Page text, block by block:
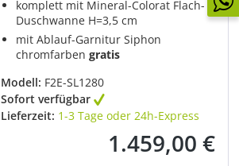
komplett mit Mineral-Colorat Flach-
Duschwanne H=3,5 cm
mit Ablauf-Garnitur Siphon
chromfarben gratis
Modell: F2E-SL1280
Sofort verfügbar
Lieferzeit: 1-3 Tage oder 24h-Express
Regulärer Preis:
1.459,00 €